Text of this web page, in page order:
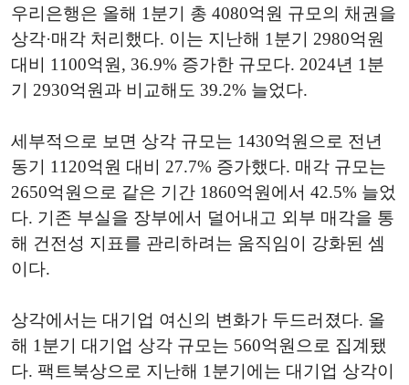
우리은행은 올해 1분기 총 4080억원 규모의 채권을
상각·매각 처리했다. 이는 지난해 1분기 2980억원
대비 1100억원, 36.9% 증가한 규모다. 2024년 1분
기 2930억원과 비교해도 39.2% 늘었다.
세부적으로 보면 상각 규모는 1430억원으로 전년
동기 1120억원 대비 27.7% 증가했다. 매각 규모는
2650억원으로 같은 기간 1860억원에서 42.5% 늘었
다. 기존 부실을 장부에서 덜어내고 외부 매각을 통
해 건전성 지표를 관리하려는 움직임이 강화된 셈
이다.
상각에서는 대기업 여신의 변화가 두드러졌다. 올
해 1분기 대기업 상각 규모는 560억원으로 집계됐
다. 팩트북상으로 지난해 1분기에는 대기업 상각이